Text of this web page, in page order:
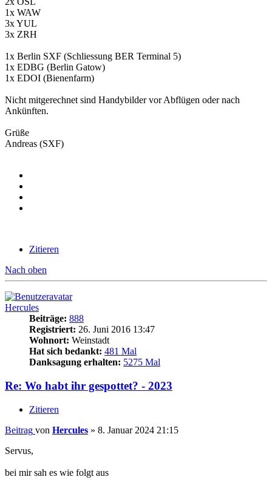
1x WAW
3x YUL
3x ZRH
1x Berlin SXF (Schliessung BER Terminal 5)
1x EDBG (Berlin Gatow)
1x EDOI (Bienenfarm)
Nicht mitgerechnet sind Handybilder vor Abflügen oder nach
Ankünften.
Grüße
Andreas (SXF)
Zitieren
Nach oben
Hercules
Beiträge: 888
Registriert: 26. Juni 2016 13:47
Wohnort: Weinstadt
Hat sich bedankt: 481 Mal
Danksagung erhalten: 5275 Mal
Re: Wo habt ihr gespottet? - 2023
Zitieren
Beitrag von Hercules » 8. Januar 2024 21:15
Servus,
bei mir sah es wie folgt aus